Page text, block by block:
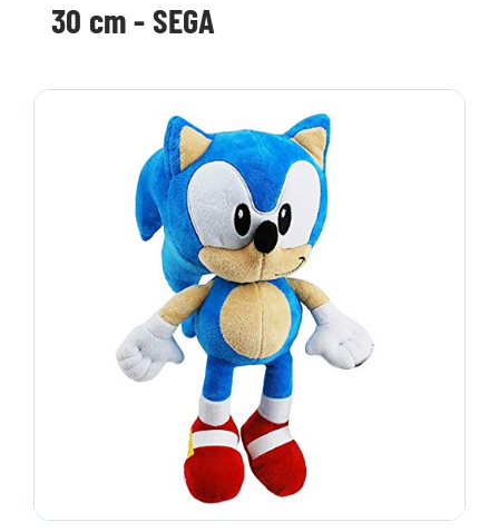
30 cm - SEGA